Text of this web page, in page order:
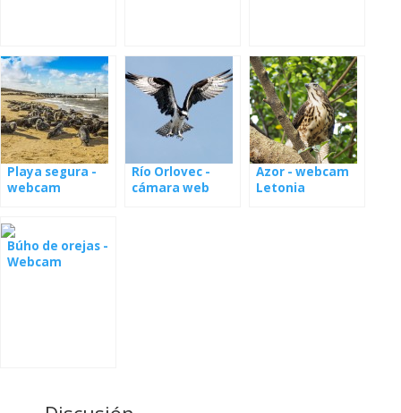
Playa segura -
webcam
Río Orlovec -
cámara web
Azor - webcam
Letonia
Búho de orejas -
Webcam